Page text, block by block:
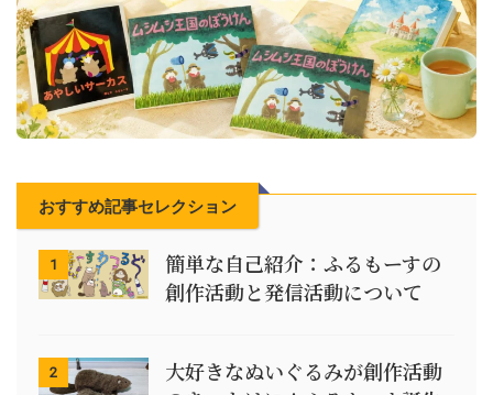
おすすめ記事セレクション
1
簡単な自己紹介：ふるもーすの
創作活動と発信活動について
2
大好きなぬいぐるみが創作活動